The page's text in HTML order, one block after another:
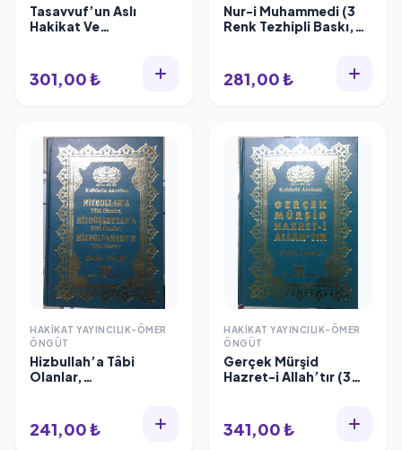
Tasavvuf’un Aslı
Hakikat Ve
301,00 ₺
Nur-i Muhammedi (3
Renk Tezhipli Baskı,
281,00 ₺
HAKIKAT YAYINCILIK-ÖMER
ÖNGÜT
Hizbullah’a Tâbi
Olanlar,
Hizbülvahşet’e Tâbi
Olanlar
241,00 ₺
HAKIKAT YAYINCILIK-ÖMER
ÖNGÜT
Gerçek Mürşid
Hazret-i Allah’tır (3
341,00 ₺